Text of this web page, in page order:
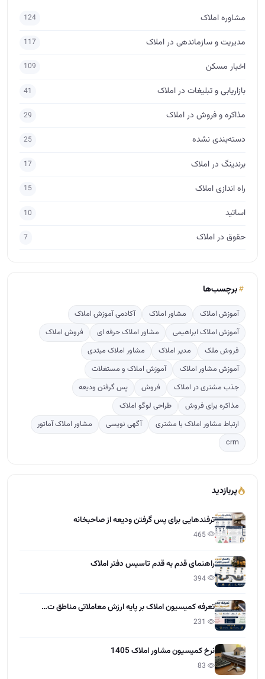
مشاوره املاک 124
مدیریت و سازماندهی در املاک 117
اخبار مسکن 109
بازاریابی و تبلیغات در املاک 41
مذاکره و فروش در املاک 29
دسته‌بندی نشده 25
برندینگ در املاک 17
راه اندازی املاک 15
اساتید 10
حقوق در املاک 7
برچسب‌ها
آموزش املاک مشاور املاک
آکادمی آموزش املاک
آموزش املاک ابراهیمی
مشاور املاک حرفه ای
فروش املاک
فروش ملک
مدیر املاک
مشاور املاک مبتدی
آموزش مشاور املاک
آموزش املاک و مستغلات
جذب مشتری در املاک
فروش
پس گرفتن ودیعه
مذاکره برای فروش
طراحی لوگو املاک
ارتباط مشاور املاک با مشتری
آگهی نویسی
مشاور املاک آماتور
crm
پربازدید
ترفندهایی برای پس گرفتن ودیعه از صاحبخانه
راهنمای قدم به قدم تاسیس دفتر املاک
تعرفه کمیسیون املاک بر پایه ارزش معاملاتی مناطق ت…
نرخ کمیسیون مشاور املاک 1405